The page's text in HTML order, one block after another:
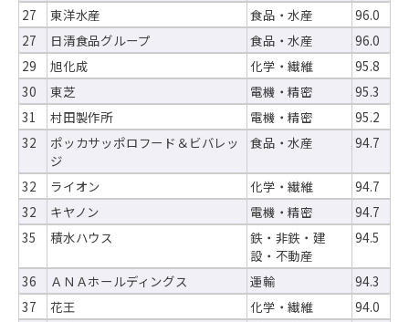
27
東洋水産 食品・水産
96.0
27
日清食品グループ 食品・水産
96.0
29
旭化成 化学・繊維
95.8
30
東芝 電機・精密
95.3
31
村田製作所 電機・精密
95.2
32
ポッカサッポロフード＆ビバレッ
ジ
食品・水産 94.7
32 ライオン 化学・繊維
94.7
32
キヤノン 電機・精密
94.7
35
積水ハウス
鉄・非鉄・建
設・不動産
94.5
36 ＡＮＡホールディングス 運輸
94.3
37
花王 化学・繊維
94.0